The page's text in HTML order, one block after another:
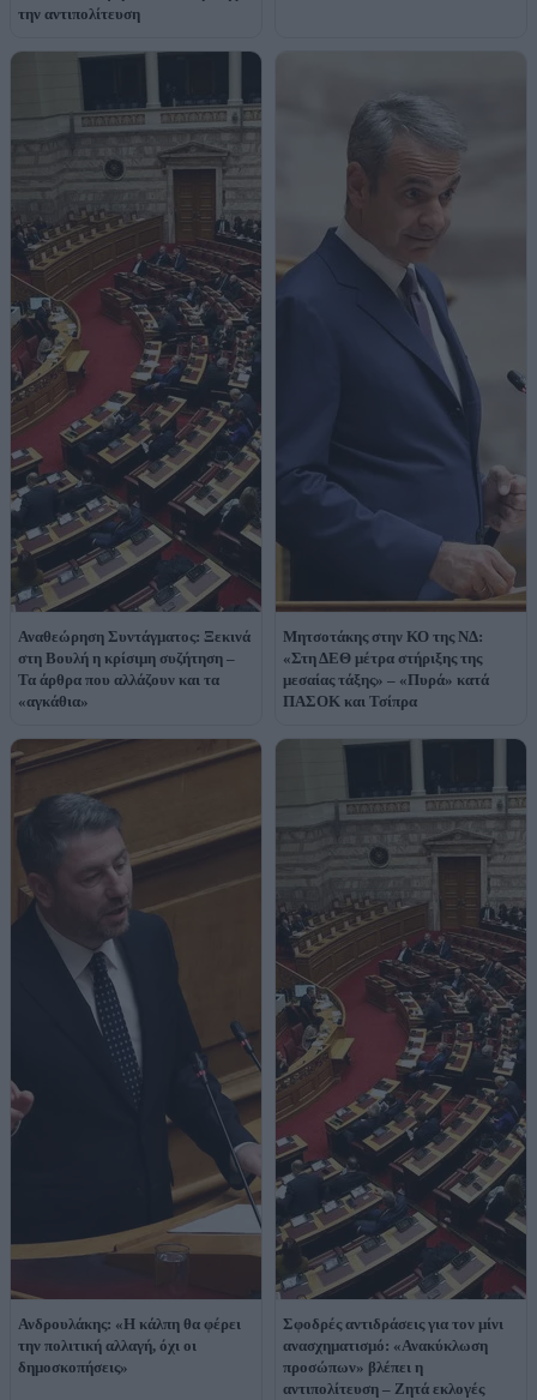
την αντιπολίτευση
Αναθεώρηση Συντάγματος: Ξεκινά
στη Βουλή η κρίσιμη συζήτηση –
Τα άρθρα που αλλάζουν και τα
«αγκάθια»
Μητσοτάκης στην ΚΟ της ΝΔ:
«Στη ΔΕΘ μέτρα στήριξης της
μεσαίας τάξης» – «Πυρά» κατά
ΠΑΣΟΚ και Τσίπρα
Ανδρουλάκης: «Η κάλπη θα φέρει
την πολιτική αλλαγή, όχι οι
δημοσκοπήσεις»
Σφοδρές αντιδράσεις για τον μίνι
ανασχηματισμό: «Ανακύκλωση
προσώπων» βλέπει η
αντιπολίτευση – Ζητά εκλογές